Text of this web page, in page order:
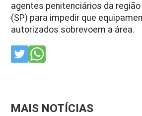
agentes penitenciários da região
(SP) para impedir que
autorizados sobrevoem a área.
MAIS NOTÍCIAS